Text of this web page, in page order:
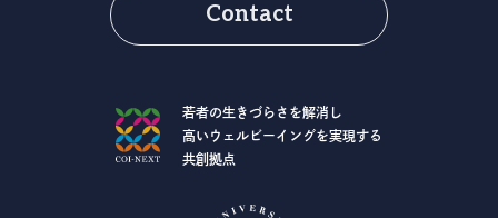
Contact
若者の生きづらさを解消し
高いウェルビーイングを実現する
共創拠点